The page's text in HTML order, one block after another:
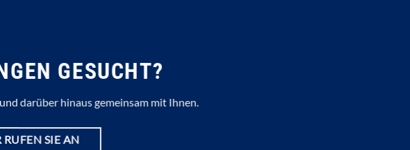
GESUCHT?
darüber hinaus gemeinsam mit Ihnen.
RUFEN SIE AN